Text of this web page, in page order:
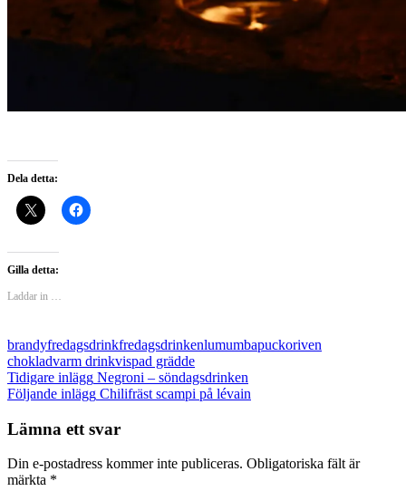
Dela detta:
Gilla detta:
Laddar in …
brandyfredagsdrinkfredagsdrinkenlumumbapuckoriven
chokladvarm drinkvispad grädde
Inläggsnavigering
Tidigare inlägg Negroni – söndagsdrinken
Följande inlägg Chilifräst scampi på lévain
Lämna ett svar
Din e-postadress kommer inte publiceras. Obligatoriska fält är
märkta *